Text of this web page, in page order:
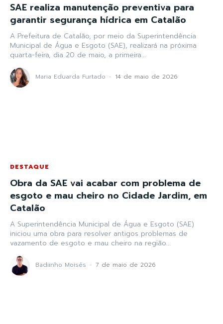
SAE realiza manutenção preventiva para
garantir segurança hídrica em Catalão
A Prefeitura de Catalão, por meio da Superintendência
Municipal de Água e Esgoto (SAE), realizará na próxima
quarta-feira, dia 20 de maio, a primeira...
Maria Eduarda Furtado - 14 de maio de 2026
DESTAQUE
Obra da SAE vai acabar com problema de
esgoto e mau cheiro no Cidade Jardim, em
Catalão
A Superintendência Municipal de Água e Esgoto (SAE)
iniciou uma obra para resolver antigos problemas de
vazamento de esgoto e mau cheiro na região...
Badiinho Moisés - 7 de maio de 2026